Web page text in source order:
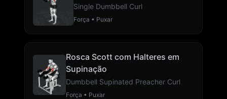
Single Dumbbell Curl
Força • Puxar
Rosca Scott com Halteres em
Supinação
Dumbbell Supinated Preacher Curl
Força • Puxar